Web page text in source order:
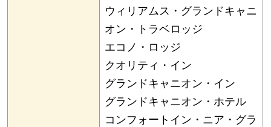
ウィリアムス・グランドキャニ
オン・トラベロッジ
エコノ・ロッジ
クオリティ・イン
グランドキャニオン・イン
グランドキャニオン・ホテル
コンフォートイン・ニア・グラ